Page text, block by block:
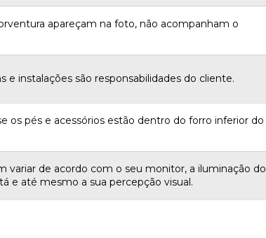
apareçam na foto, não acompanham o
e instalações são responsabilidades do cliente.
os pés e acessórios estão dentro do forro inferior do
variar de acordo com o seu monitor, a iluminação do
e até mesmo a sua percepção visual.